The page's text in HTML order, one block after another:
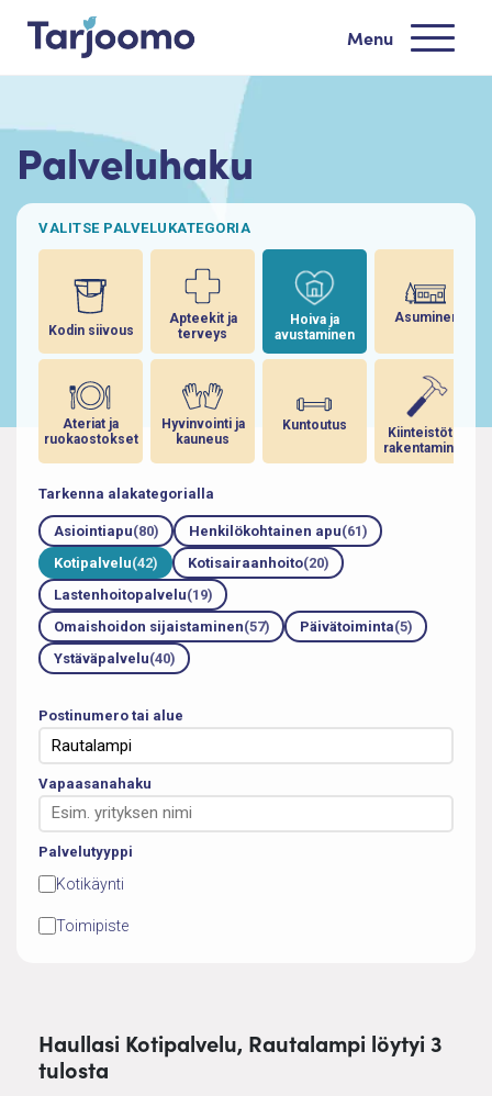
Siirry sisältöön
Tarjoomo etusivu
Menu
Palveluhaku
VALITSE PALVELUKATEGORIA
Kodin siivous
Ateriat ja
ruokaostokset
Apteekit ja
terveys
Hyvinvointi ja
kauneus
Hoiva ja
avustaminen
Kuntoutus
Asuminen
Kiinteistöt ja
rakentaminen
Tarkenna alakategorialla
Asiointiapu(80) Henkilökohtainen apu(61)
Kotipalvelu(42) Kotisairaanhoito(20)
Lastenhoitopalvelu(19)
Omaishoidon sijaistaminen(57) Päivätoiminta(5)
Ystäväpalvelu(40)
Postinumero tai alue
Vapaasanahaku
Palvelutyyppi
Kotikäynti
Toimipiste
Haullasi Kotipalvelu, Rautalampi löytyi 3
tulosta